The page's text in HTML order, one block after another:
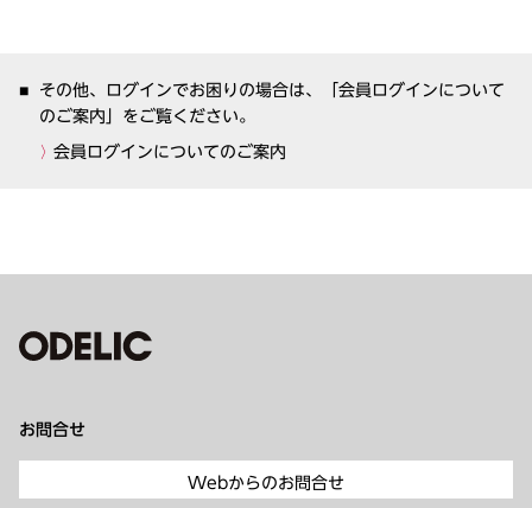
その他、ログインでお困りの場合は、「会員ログインについて
のご案内」をご覧ください。
会員ログインについてのご案内
お問合せ
Webからのお問合せ